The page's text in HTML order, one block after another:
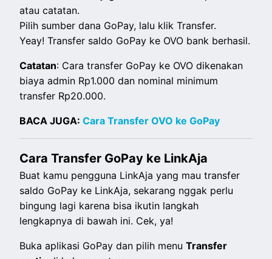
atau catatan.
Pilih sumber dana GoPay, lalu klik Transfer.
Yeay! Transfer saldo GoPay ke OVO bank berhasil.
Catatan: Cara transfer GoPay ke OVO dikenakan
biaya admin Rp1.000 dan nominal minimum
transfer Rp20.000.
BACA JUGA:Cara Transfer OVO ke GoPay
Cara Transfer GoPay ke LinkAja
Buat kamu pengguna LinkAja yang mau transfer
saldo GoPay ke LinkAja, sekarang nggak perlu
bingung lagi karena bisa ikutin langkah
lengkapnya di bawah ini. Cek, ya!
Buka aplikasi GoPay dan pilih menuTransfer